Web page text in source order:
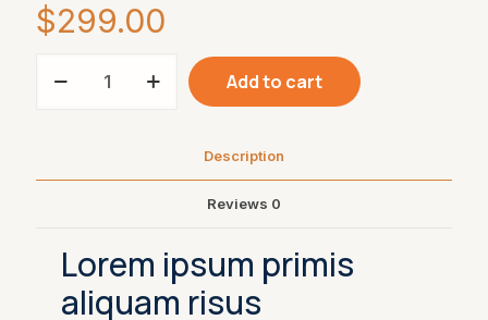
$299.00
nunc
Add to cart
Description
Reviews 0
Lorem ipsum primis
aliquam risus